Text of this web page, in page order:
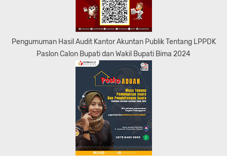
Pengumuman Hasil Audit Kantor Akuntan Publik Tentang LPPDK
Paslon Calon Bupati dan Wakil Bupati Bima 2024